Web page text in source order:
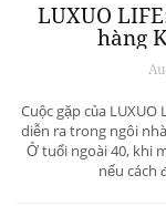
LUXUO
hàng
Cuộc gặp của
diễn ra trong ngôi
Ở tuổi ngoài 40, khi
nếu cách